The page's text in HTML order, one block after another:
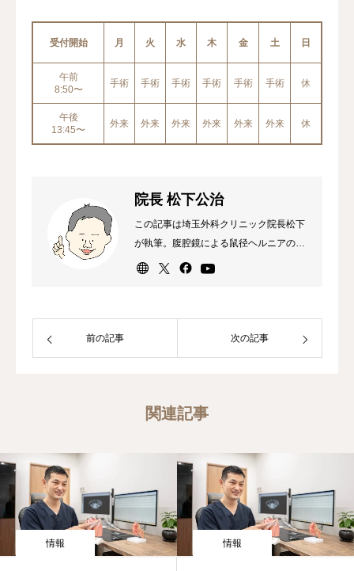
受付開始 月 火 水 木 金 土 日
午前
8:50〜
手術 手術 手術 手術 手術 手術 休
午後
13:45〜
外来 外来 外来 外来 外来 外来 休
院長 松下公治
この記事は埼玉外科クリニック院長松下
が執筆。腹腔鏡による鼠径ヘルニアの日
帰り手術が専門。外科専門医、消化器外
前の記事 次の記事
関連記事
情報 情報